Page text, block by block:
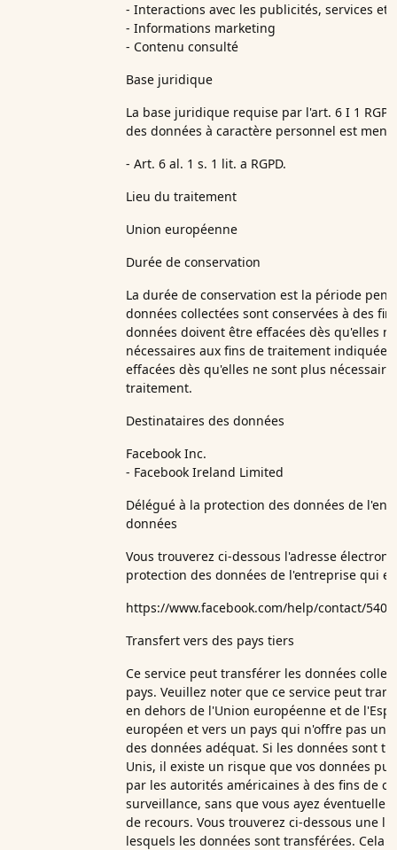
- Interactions avec les publicités, services et
- Informations marketing
- Contenu consulté
Base juridique
La base juridique requise par l'art. 6 I 1
des données à caractère personnel est
- Art. 6 al. 1 s. 1 lit. a RGPD.
Lieu du traitement
Union européenne
Durée de conservation
La durée de conservation est la période
données collectées sont conservées à des
données doivent être effacées dès qu'elles
nécessaires aux fins de traitement
effacées dès qu'elles ne sont plus
traitement.
Destinataires des données
Facebook Inc.
- Facebook Ireland Limited
Délégué à la protection des données de
données
Vous trouverez ci-dessous l'adresse
protection des données de l'entreprise qui
https://www.facebook.com/help/contact/
Transfert vers des pays tiers
Ce service peut transférer les données
pays. Veuillez noter que ce service peut
en dehors de l'Union européenne et de
européen et vers un pays qui n'offre pas un
des données adéquat. Si les données sont
Unis, il existe un risque que vos données
par les autorités américaines à des fins de
surveillance, sans que vous ayez
de recours. Vous trouverez ci-dessous une
lesquels les données sont transférées. Cela